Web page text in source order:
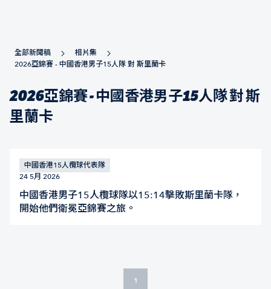
全部新聞稿
相片集
2026亞錦賽 - 中國香港男子15人隊 對 斯里蘭卡
2026亞錦賽 - 中國香港男子15人隊 對 斯
里蘭卡
中國香港15人欖球代表隊
24 5月 2026
中國香港男子15人欖球隊以15:14擊敗斯里蘭卡隊，
開始他們衛冕亞錦賽之旅。
1